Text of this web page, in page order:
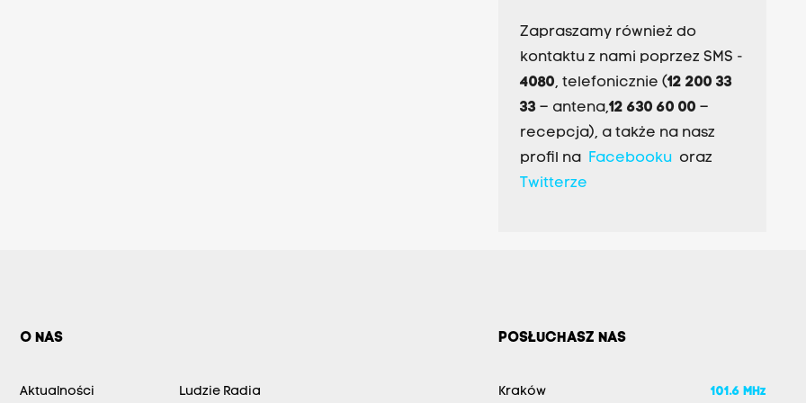
Zapraszamy również do
kontaktu z nami poprzez SMS -
4080, telefonicznie (12 200 33
33– antena,12 630 60 00 –
recepcja), a także na nasz
profil na Facebookuoraz
Twitterze
O NAS
Aktualności Ludzie Radia
POSŁUCHASZ NAS
Kraków 101.6 MHz